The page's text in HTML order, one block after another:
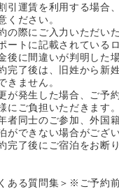
引運賃を利用する場合
ください。
の際にご入力いただい
ートに記載されている
後に間違いが判明した
完了後は、旧姓から新
きません。
が発生した場合、ご予
にご負担いただきます。
者同士のご参加、外国
ができない場合がござい
完了後にご宿泊をお断
ある質問集＞※ご予約